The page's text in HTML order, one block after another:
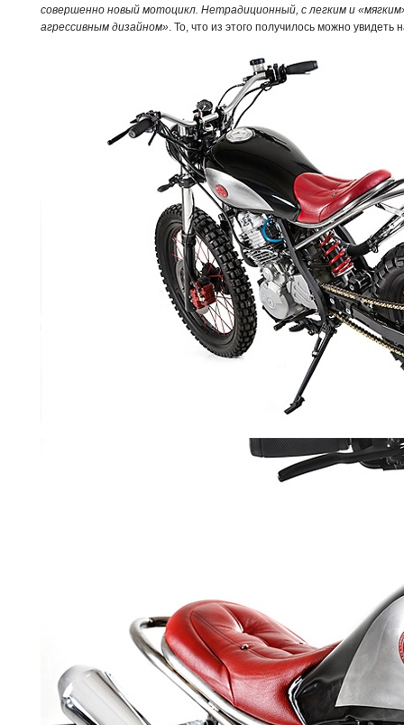
совершенно новый мотоцикл. Нетрадиционный, с легким и
агрессивным дизайном» . То, что из этого получилось можно увидеть